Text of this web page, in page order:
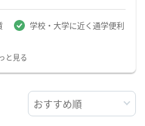
学校・大学に近く通学便利
と見る